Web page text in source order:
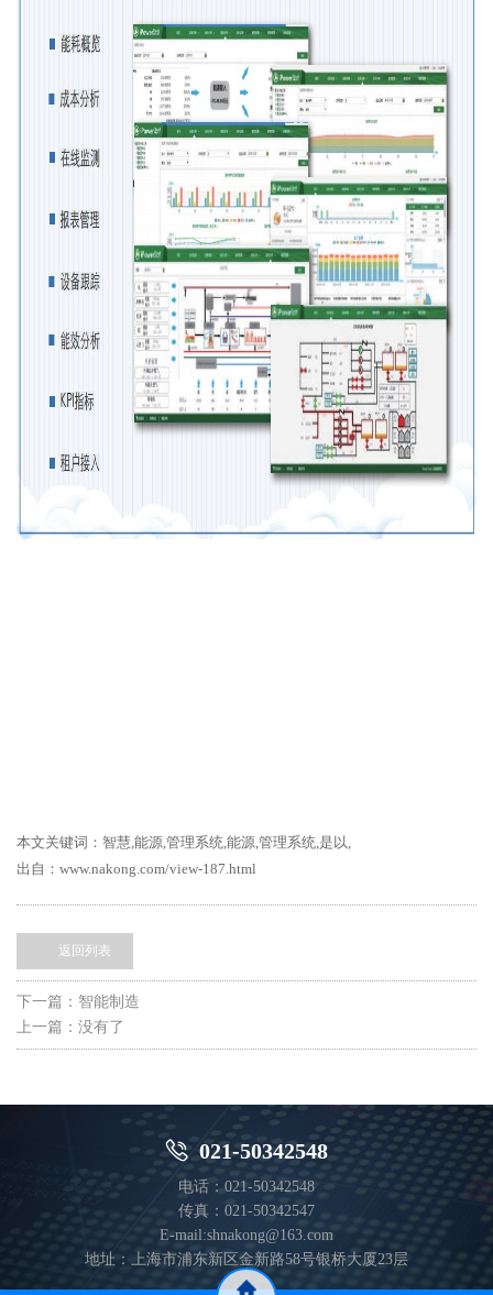
本文关键词：智慧,能源,管理系统,能源,管理系统,是以,
出自：www.nakong.com/view-187.html
返回列表
下一篇： 智能制造
上一篇：没有了
 021-50342548
电话：021-50342548
传真：021-50342547
E-mail:shnakong@163.com
地址：上海市浦东新区金新路58号银桥大厦23层